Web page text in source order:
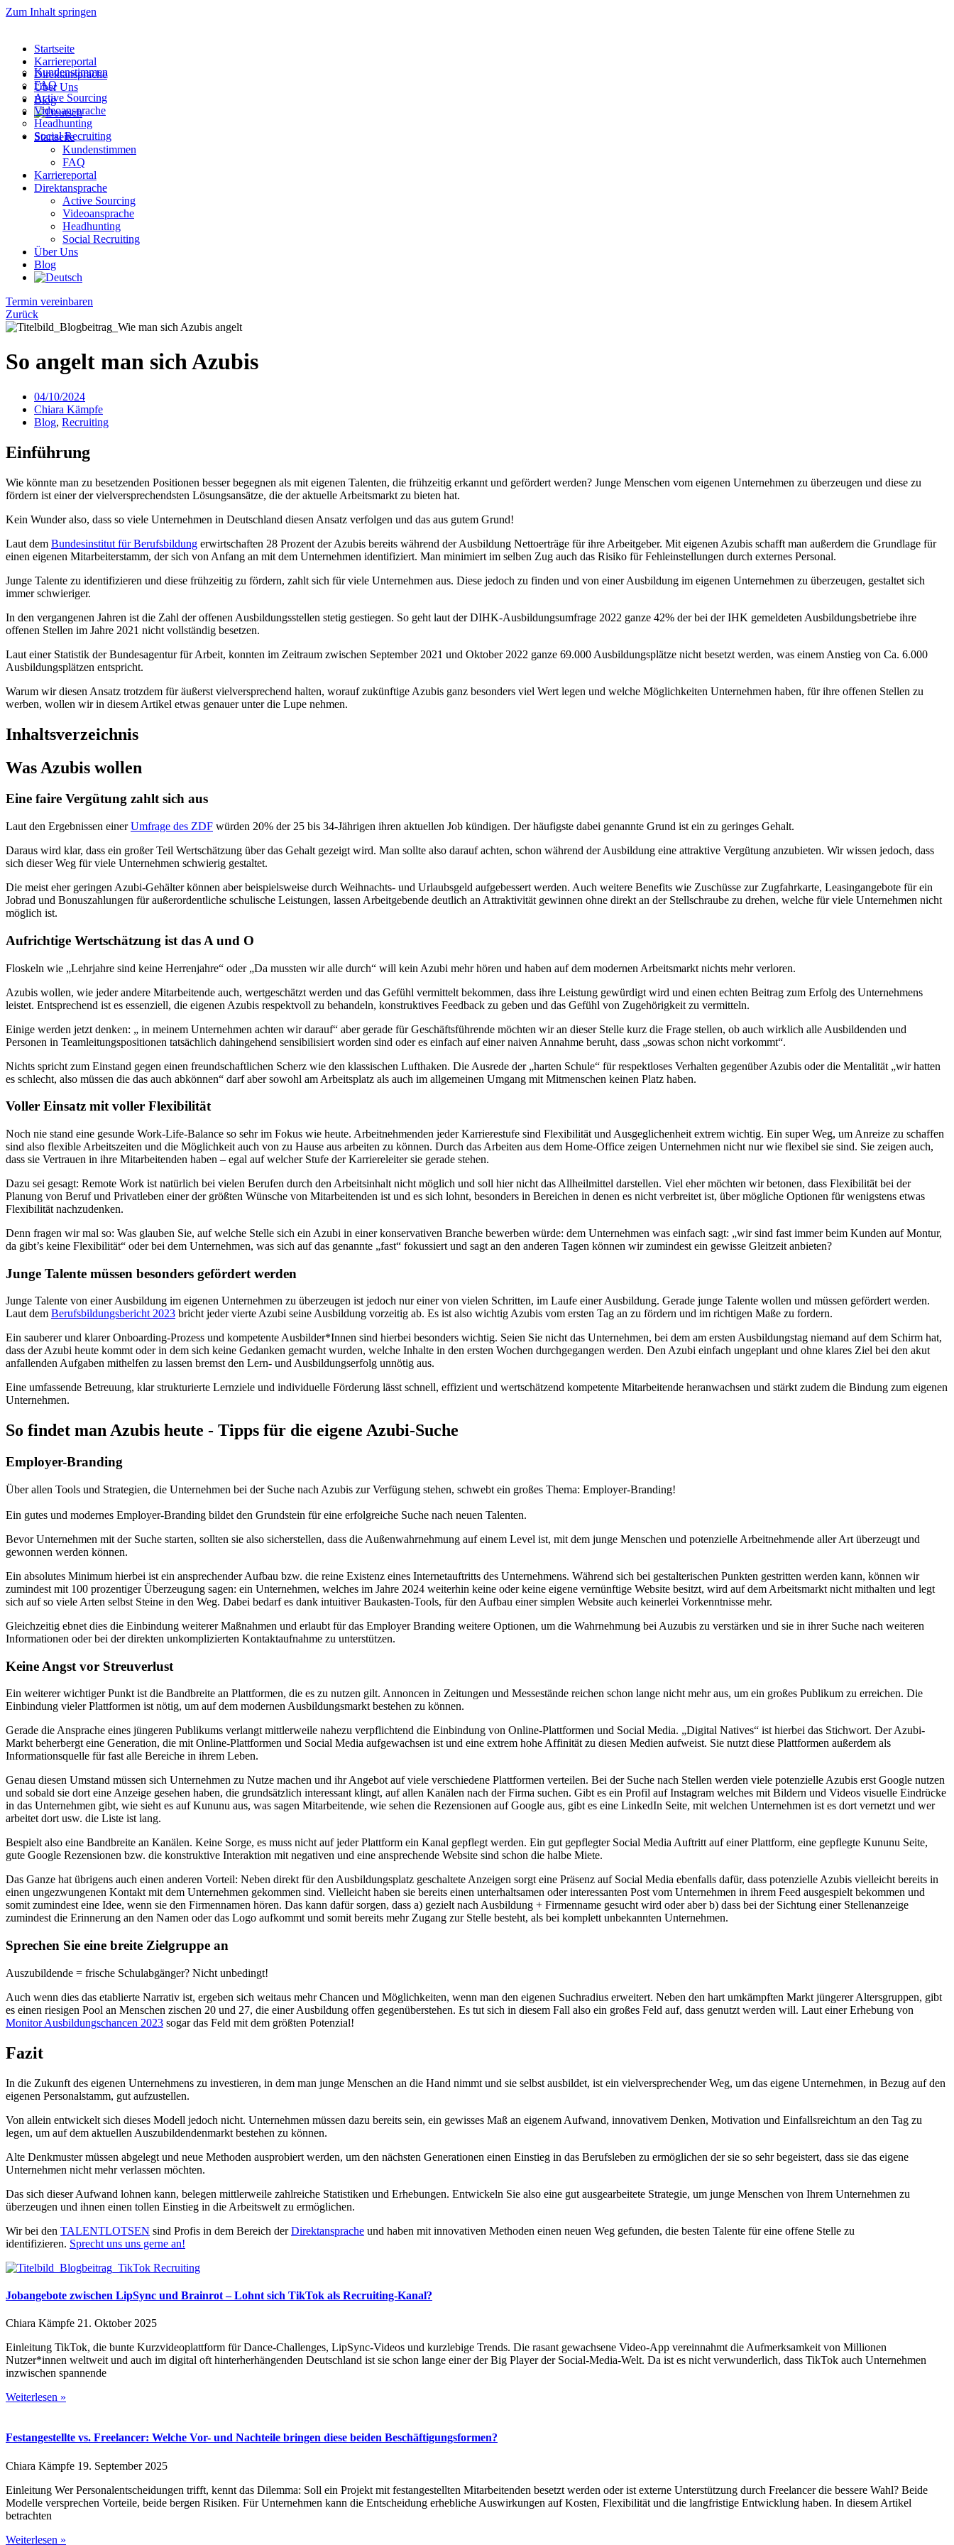
Zum Inhalt springen
Startseite
Kundenstimmen
FAQ
Karriereportal
Direktansprache
Active Sourcing
Videoansprache
Headhunting
Social Recruiting
Über Uns
Blog
Startseite
Kundenstimmen
FAQ
Karriereportal
Direktansprache
Active Sourcing
Videoansprache
Headhunting
Social Recruiting
Über Uns
Blog
Termin vereinbaren
Zurück
So angelt man sich Azubis
04/10/2024
Chiara Kämpfe
Blog, Recruiting
Einführung
Wie könnte man zu besetzenden Positionen besser begegnen als mit eigenen Talenten, die frühzeitig erkannt und gefördert werden? Junge Menschen vom eigenen Unternehmen zu überzeugen und diese zu
fördern ist einer der vielversprechendsten Lösungsansätze, die der aktuelle Arbeitsmarkt zu bieten hat.
Kein Wunder also, dass so viele Unternehmen in Deutschland diesen Ansatz verfolgen und das aus gutem Grund!
Laut dem Bundesinstitut für Berufsbildung erwirtschaften 28 Prozent der Azubis bereits während der Ausbildung Nettoerträge für ihre Arbeitgeber. Mit eigenen Azubis schafft man außerdem die Grundlage für
einen eigenen Mitarbeiterstamm, der sich von Anfang an mit dem Unternehmen identifiziert. Man minimiert im selben Zug auch das Risiko für Fehleinstellungen durch externes Personal.
Junge Talente zu identifizieren und diese frühzeitig zu fördern, zahlt sich für viele Unternehmen aus. Diese jedoch zu finden und von einer Ausbildung im eigenen Unternehmen zu überzeugen, gestaltet sich
immer schwieriger.
In den vergangenen Jahren ist die Zahl der offenen Ausbildungsstellen stetig gestiegen. So geht laut der DIHK-Ausbildungsumfrage 2022 ganze 42% der bei der IHK gemeldeten Ausbildungsbetriebe ihre
offenen Stellen im Jahre 2021 nicht vollständig besetzen.
Laut einer Statistik der Bundesagentur für Arbeit, konnten im Zeitraum zwischen September 2021 und Oktober 2022 ganze 69.000 Ausbildungsplätze nicht besetzt werden, was einem Anstieg von Ca. 6.000
Ausbildungsplätzen entspricht.
Warum wir diesen Ansatz trotzdem für äußerst vielversprechend halten, worauf zukünftige Azubis ganz besonders viel Wert legen und welche Möglichkeiten Unternehmen haben, für ihre offenen Stellen zu
werben, wollen wir in diesem Artikel etwas genauer unter die Lupe nehmen.
Inhaltsverzeichnis
Was Azubis wollen
Eine faire Vergütung zahlt sich aus
Laut den Ergebnissen einerUmfrage des ZDF würden 20% der 25 bis 34-Jährigen ihren aktuellen Job kündigen. Der häufigste dabei genannte Grund ist ein zu geringes Gehalt.
Daraus wird klar, dass ein großer Teil Wertschätzung über das Gehalt gezeigt wird. Man sollte also darauf achten, schon während der Ausbildung eine attraktive Vergütung anzubieten. Wir wissen jedoch, dass
sich dieser Weg für viele Unternehmen schwierig gestaltet.
Die meist eher geringen Azubi-Gehälter können aber beispielsweise durch Weihnachts- und Urlaubsgeld aufgebessert werden. Auch weitere Benefits wie Zuschüsse zur Zugfahrkarte, Leasingangebote für ein
Jobrad und Bonuszahlungen für außerordentliche schulische Leistungen, lassen Arbeitgebende deutlich an Attraktivität gewinnen ohne direkt an der Stellschraube zu drehen, welche für viele Unternehmen nicht
möglich ist.
Aufrichtige Wertschätzung ist das A und O
Floskeln wie „Lehrjahre sind keine Herrenjahre“ oder „Da mussten wir alle durch“ will kein Azubi mehr hören und haben auf dem modernen Arbeitsmarkt nichts mehr verloren.
Azubis wollen, wie jeder andere Mitarbeitende auch, wertgeschätzt werden und das Gefühl vermittelt bekommen, dass ihre Leistung gewürdigt wird und einen echten Beitrag zum Erfolg des Unternehmens
leistet. Entsprechend ist es essenziell, die eigenen Azubis respektvoll zu behandeln, konstruktives Feedback zu geben und das Gefühl von Zugehörigkeit zu vermitteln.
Einige werden jetzt denken: „ in meinem Unternehmen achten wir darauf“ aber gerade für Geschäftsführende möchten wir an dieser Stelle kurz die Frage stellen, ob auch wirklich alle Ausbildenden und
Personen in Teamleitungspositionen tatsächlich dahingehend sensibilisiert worden sind oder es einfach auf einer naiven Annahme beruht, dass „sowas schon nicht vorkommt“.
Nichts spricht zum Einstand gegen einen freundschaftlichen Scherz wie den klassischen Lufthaken. Die Ausrede der „harten Schule“ für respektloses Verhalten gegenüber Azubis oder die Mentalität „wir hatten
es schlecht, also müssen die das auch abkönnen“ darf aber sowohl am Arbeitsplatz als auch im allgemeinen Umgang mit Mitmenschen keinen Platz haben.
Voller Einsatz mit voller Flexibilität
Noch nie stand eine gesunde Work-Life-Balance so sehr im Fokus wie heute. Arbeitnehmenden jeder Karrierestufe sind Flexibilität und Ausgeglichenheit extrem wichtig. Ein super Weg, um Anreize zu schaffen
sind also flexible Arbeitszeiten und die Möglichkeit auch von zu Hause aus arbeiten zu können. Durch das Arbeiten aus dem Home-Office zeigen Unternehmen nicht nur wie flexibel sie sind. Sie zeigen auch,
dass sie Vertrauen in ihre Mitarbeitenden haben – egal auf welcher Stufe der Karriereleiter sie gerade stehen.
Dazu sei gesagt: Remote Work ist natürlich bei vielen Berufen durch den Arbeitsinhalt nicht möglich und soll hier nicht das Allheilmittel darstellen. Viel eher möchten wir betonen, dass Flexibilität bei der
Planung von Beruf und Privatleben einer der größten Wünsche von Mitarbeitenden ist und es sich lohnt, besonders in Bereichen in denen es nicht verbreitet ist, über mögliche Optionen für wenigstens etwas
Flexibilität nachzudenken.
Denn fragen wir mal so: Was glauben Sie, auf welche Stelle sich ein Azubi in einer konservativen Branche bewerben würde: dem Unternehmen was einfach sagt: „wir sind fast immer beim Kunden auf Montur,
da gibt’s keine Flexibilität“ oder bei dem Unternehmen, was sich auf das genannte „fast“ fokussiert und sagt an den anderen Tagen können wir zumindest ein gewisse Gleitzeit anbieten?
Junge Talente müssen besonders gefördert werden
Junge Talente von einer Ausbildung im eigenen Unternehmen zu überzeugen ist jedoch nur einer von vielen Schritten, im Laufe einer Ausbildung. Gerade junge Talente wollen und müssen gefördert werden.
Laut dem Berufsbildungsbericht 2023 bricht jeder vierte Azubi seine Ausbildung vorzeitig ab. Es ist also wichtig Azubis vom ersten Tag an zu fördern und im richtigen Maße zu fordern.
Ein sauberer und klarer Onboarding-Prozess und kompetente Ausbilder*Innen sind hierbei besonders wichtig. Seien Sie nicht das Unternehmen, bei dem am ersten Ausbildungstag niemand auf dem Schirm hat,
dass der Azubi heute kommt oder in dem sich keine Gedanken gemacht wurden, welche Inhalte in den ersten Wochen durchgegangen werden. Den Azubi einfach ungeplant und ohne klares Ziel bei den akut
anfallenden Aufgaben mithelfen zu lassen bremst den Lern- und Ausbildungserfolg unnötig aus.
Eine umfassende Betreuung, klar strukturierte Lernziele und individuelle Förderung lässt schnell, effizient und wertschätzend kompetente Mitarbeitende heranwachsen und stärkt zudem die Bindung zum eigenen
Unternehmen.
So findet man Azubis heute - Tipps für die eigene Azubi-Suche
Employer-Branding
Über allen Tools und Strategien, die Unternehmen bei der Suche nach Azubis zur Verfügung stehen, schwebt ein großes Thema: Employer-Branding!
Ein gutes und modernes Employer-Branding bildet den Grundstein für eine erfolgreiche Suche nach neuen Talenten.
Bevor Unternehmen mit der Suche starten, sollten sie also sicherstellen, dass die Außenwahrnehmung auf einem Level ist, mit dem junge Menschen und potenzielle Arbeitnehmende aller Art überzeugt und
gewonnen werden können.
Ein absolutes Minimum hierbei ist ein ansprechender Aufbau bzw. die reine Existenz eines Internetauftritts des Unternehmens. Während sich bei gestalterischen Punkten gestritten werden kann, können wir
zumindest mit 100 prozentiger Überzeugung sagen: ein Unternehmen, welches im Jahre 2024 weiterhin keine oder keine eigene vernünftige Website besitzt, wird auf dem Arbeitsmarkt nicht mithalten und legt
sich auf so viele Arten selbst Steine in den Weg. Dabei bedarf es dank intuitiver Baukasten-Tools, für den Aufbau einer simplen Website auch keinerlei Vorkenntnisse mehr.
Gleichzeitig ebnet dies die Einbindung weiterer Maßnahmen und erlaubt für das Employer Branding weitere Optionen, um die Wahrnehmung bei Auzubis zu verstärken und sie in ihrer Suche nach weiteren
Informationen oder bei der direkten unkomplizierten Kontaktaufnahme zu unterstützen.
Keine Angst vor Streuverlust
Ein weiterer wichtiger Punkt ist die Bandbreite an Plattformen, die es zu nutzen gilt. Annoncen in Zeitungen und Messestände reichen schon lange nicht mehr aus, um ein großes Publikum zu erreichen. Die
Einbindung vieler Plattformen ist nötig, um auf dem modernen Ausbildungsmarkt bestehen zu können.
Gerade die Ansprache eines jüngeren Publikums verlangt mittlerweile nahezu verpflichtend die Einbindung von Online-Plattformen und Social Media. „Digital Natives“ ist hierbei das Stichwort. Der Azubi-
Markt beherbergt eine Generation, die mit Online-Plattformen und Social Media aufgewachsen ist und eine extrem hohe Affinität zu diesen Medien aufweist. Sie nutzt diese Plattformen außerdem als
Informationsquelle für fast alle Bereiche in ihrem Leben.
Genau diesen Umstand müssen sich Unternehmen zu Nutze machen und ihr Angebot auf viele verschiedene Plattformen verteilen. Bei der Suche nach Stellen werden viele potenzielle Azubis erst Google nutzen
und sobald sie dort eine Anzeige gesehen haben, die grundsätzlich interessant klingt, auf allen Kanälen nach der Firma suchen. Gibt es ein Profil auf Instagram welches mit Bildern und Videos visuelle Eindrücke
in das Unternehmen gibt, wie sieht es auf Kununu aus, was sagen Mitarbeitende, wie sehen die Rezensionen auf Google aus, gibt es eine LinkedIn Seite, mit welchen Unternehmen ist es dort vernetzt und wer
arbeitet dort usw. die Liste ist lang.
Bespielt also eine Bandbreite an Kanälen. Keine Sorge, es muss nicht auf jeder Plattform ein Kanal gepflegt werden. Ein gut gepflegter Social Media Auftritt auf einer Plattform, eine gepflegte Kununu Seite,
gute Google Rezensionen bzw. die konstruktive Interaktion mit negativen und eine ansprechende Website sind schon die halbe Miete.
Das Ganze hat übrigens auch einen anderen Vorteil: Neben direkt für den Ausbildungsplatz geschaltete Anzeigen sorgt eine Präsenz auf Social Media ebenfalls dafür, dass potenzielle Azubis vielleicht bereits in
einen ungezwungenen Kontakt mit dem Unternehmen gekommen sind. Vielleicht haben sie bereits einen unterhaltsamen oder interessanten Post vom Unternehmen in ihrem Feed ausgespielt bekommen und
somit zumindest eine Idee, wenn sie den Firmennamen hören. Das kann dafür sorgen, dass a) gezielt nach Ausbildung + Firmenname gesucht wird oder aber b) dass bei der Sichtung einer Stellenanzeige
zumindest die Erinnerung an den Namen oder das Logo aufkommt und somit bereits mehr Zugang zur Stelle besteht, als bei komplett unbekannten Unternehmen.
Sprechen Sie eine breite Zielgruppe an
Auszubildende = frische Schulabgänger? Nicht unbedingt!
Auch wenn dies das etablierte Narrativ ist, ergeben sich weitaus mehr Chancen und Möglichkeiten, wenn man den eigenen Suchradius erweitert. Neben den hart umkämpften Markt jüngerer Altersgruppen, gibt
es einen riesigen Pool an Menschen zischen 20 und 27, die einer Ausbildung offen gegenüberstehen. Es tut sich in diesem Fall also ein großes Feld auf, dass genutzt werden will. Laut einer Erhebung von
Monitor Ausbildungschancen 2023 sogar das Feld mit dem größten Potenzial!
Fazit
In die Zukunft des eigenen Unternehmens zu investieren, in dem man junge Menschen an die Hand nimmt und sie selbst ausbildet, ist ein vielversprechender Weg, um das eigene Unternehmen, in Bezug auf den
eigenen Personalstamm, gut aufzustellen.
Von allein entwickelt sich dieses Modell jedoch nicht. Unternehmen müssen dazu bereits sein, ein gewisses Maß an eigenem Aufwand, innovativem Denken, Motivation und Einfallsreichtum an den Tag zu
legen, um auf dem aktuellen Auszubildendenmarkt bestehen zu können.
Alte Denkmuster müssen abgelegt und neue Methoden ausprobiert werden, um den nächsten Generationen einen Einstieg in das Berufsleben zu ermöglichen der sie so sehr begeistert, dass sie das eigene
Unternehmen nicht mehr verlassen möchten.
Das sich dieser Aufwand lohnen kann, belegen mittlerweile zahlreiche Statistiken und Erhebungen. Entwickeln Sie also eine gut ausgearbeitete Strategie, um junge Menschen von Ihrem Unternehmen zu
überzeugen und ihnen einen tollen Einstieg in die Arbeitswelt zu ermöglichen.
Wir bei den TALENTLOTSEN sind Profis in dem Bereich derDirektansprache und haben mit innovativen Methoden einen neuen Weg gefunden, die besten Talente für eine offene Stelle zu
identifizieren. Sprecht uns uns gerne an!
Jobangebote zwischen LipSync und Brainrot – Lohnt sich TikTok als Recruiting-Kanal?
Chiara Kämpfe 21. Oktober 2025
Einleitung TikTok, die bunte Kurzvideoplattform für Dance-Challenges, LipSync-Videos und kurzlebige Trends. Die rasant gewachsene Video-App vereinnahmt die Aufmerksamkeit von Millionen
Nutzer*innen weltweit und auch im digital oft hinterherhängenden Deutschland ist sie schon lange einer der Big Player der Social-Media-Welt. Da ist es nicht verwunderlich, dass TikTok auch Unternehmen
inzwischen spannende
Weiterlesen »
Festangestellte vs. Freelancer: Welche Vor- und Nachteile bringen diese beiden Beschäftigungsformen?
Chiara Kämpfe 19. September 2025
Einleitung Wer Personalentscheidungen trifft, kennt das Dilemma: Soll ein Projekt mit festangestellten Mitarbeitenden besetzt werden oder ist externe Unterstützung durch Freelancer die bessere Wahl? Beide
Modelle versprechen Vorteile, beide bergen Risiken. Für Unternehmen kann die Entscheidung erhebliche Auswirkungen auf Kosten, Flexibilität und die langfristige Entwicklung haben. In diesem Artikel
betrachten
Weiterlesen »